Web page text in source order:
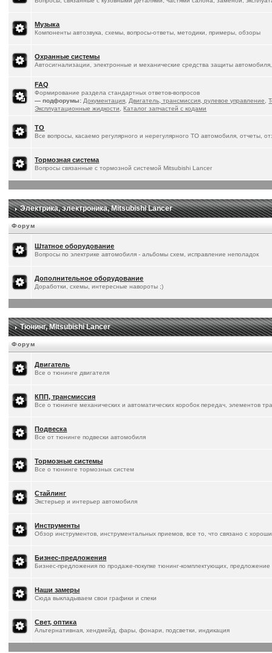
Музыка
Компоненты автозвука, схемы, вопросы-ответы, методики, примеры, обзоры
Охранные системы
Автосигнализации, электронные и механические средства защиты
FAQ
Формирование раздела стандартных ответов-вопросов
— подфорумы: Документация Двигатель, трансмиссия, рулевое управление ,
Эксплуатационные жидкости
,Каталог запчастей с кодами
ТО
Все вопросы, касаемо регулярного и нерегулярного ТО автомобиля, отчеты,
Тормозная система
Вопросы связанные с тормозной системой Mitsubishi Lancer
Электрика, электроника, Mitsubishi Lancer
Форум
Штатное оборудование
Вопросы по электрике автомобиля - альбомы схем, исправление неполадок
Дополнительное оборудование
Доработки, схемы, интересные навороты ;)
Тюнинг, Mitsubishi Lancer
Форум
Двигатель
Все о тюнинге двигателя
КПП, трансмиссия
Все о тюнинге механических и автоматических коробок передач, элементов
Подвеска
Все от тюнинге подвески автомобиля
Тормозные системы
Все о тюнинге тормозных систем
Стайлинг
Экстерьер и интерьер автомобиля
Инструменты
Обзор инструментов, инструментальных приемов, все то, что связано с
Бизнес-предложения
Бизнес-предложения по продаже-покупке тюнинг-комплектующих, предложение
Наши замеры
Сюда выкладываем свои графики и спеки
Свет, оптика
Альтернативная, хендмейд, фары, фонари, подсветки, индикация